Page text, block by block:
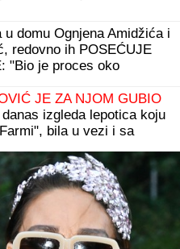
domu Ognjena Amidžića i
redovno ih POSEĆUJE
"Bio je proces oko
JE ZA NJOM GUBIO
izgleda lepotica koju
bila u vezi i sa